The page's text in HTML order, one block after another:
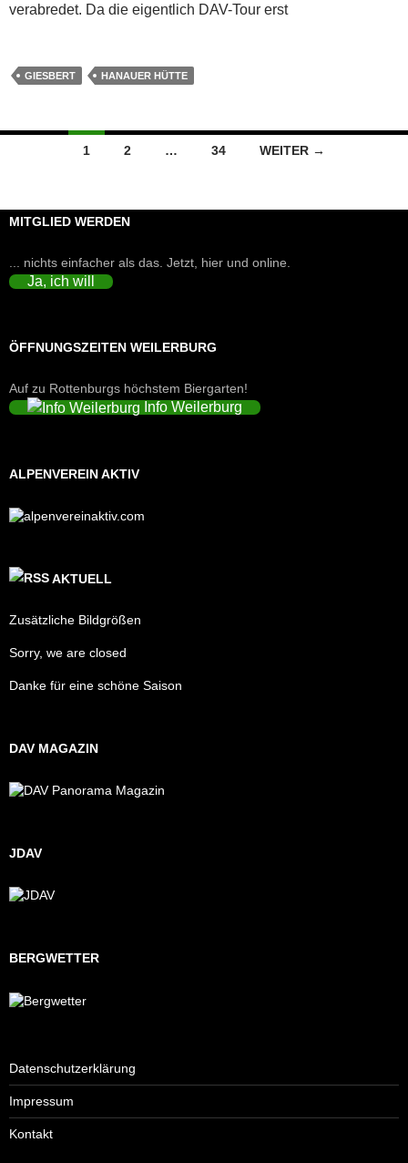
verabredet. Da die eigentlich DAV-Tour erst
GIESBERT HANAUER HÜTTE
Beitragsnavigation
1 2 … 34 WEITER →
MITGLIED WERDEN
... nichts einfacher als das. Jetzt, hier und online.
Ja, ich will
ÖFFNUNGSZEITEN WEILERBURG
Auf zu Rottenburgs höchstem Biergarten!
Info Weilerburg
ALPENVEREIN AKTIV
AKTUELL
Zusätzliche Bildgrößen
Sorry, we are closed
Danke für eine schöne Saison
DAV MAGAZIN
JDAV
BERGWETTER
Datenschutzerklärung
Impressum
Kontakt